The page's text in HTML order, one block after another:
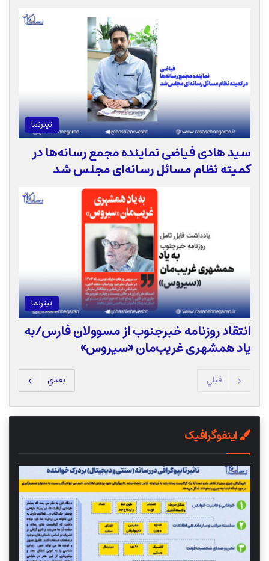
تیترنما
سید هادی فیاضی نماینده مجمع رسانه‌ها در
کمیته نظام مسائل رسانه‌ای مجلس شد
تیترنما
انتقاد روزنامه خبرجنوب از مسوولان فارس/به
یاد همشهری غریب‌مان «سیروس»
قبلي بعدي
اینفوگرافیک